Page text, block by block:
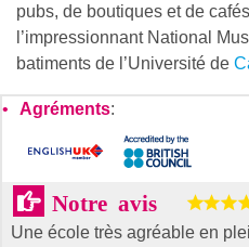
pubs, de boutiques et de
l’impressionnant National
batiments de l’Université de
Agréments:
Notre avis
Une école très agréable en